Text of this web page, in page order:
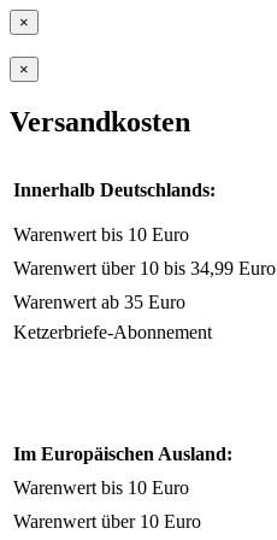
×
×
Versandkosten
Innerhalb Deutschlands:
Warenwert bis 10 Euro
Warenwert über 10 bis 34,99 Euro
Warenwert ab 35 Euro
Ketzerbriefe-Abonnement
Im Europäischen Ausland:
Warenwert bis 10 Euro
Warenwert über 10 Euro